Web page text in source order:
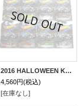
2016 HALLOWEEN KROGER & WALGREENS EXCLUSIVE 【8種セット】
4,560円(税込)
[在庫なし]